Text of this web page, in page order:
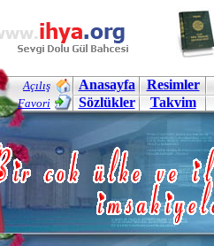
Açılış
Favori
Anasayfa
Resimler
Sözlükler
Takvim